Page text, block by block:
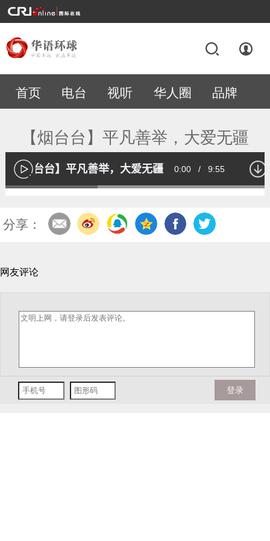
首页 电台 视听 华人圈 品牌
专题
【烟台台】平凡善举，大爱无疆
播
放
【烟台台】平凡善举，大爱无疆 Current
0:00 / Duration
9:55
Loaded:
分享：
网友评论
登录